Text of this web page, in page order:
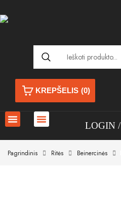
KREPŠELIS (0)
LOGIN
Pagrindinis Ritės Beinercinės